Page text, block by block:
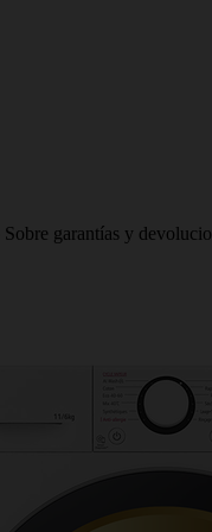
Sobre garantías y